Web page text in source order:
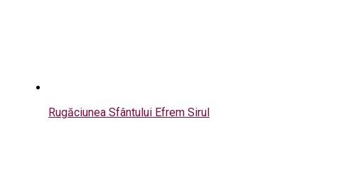
Rugăciunea Sfântului Efrem Sirul